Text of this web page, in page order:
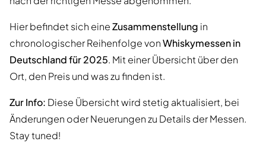
Hier befindet sich eineZusammenstellung in
chronologischer Reihenfolge vonWhiskymessen in
Deutschland für 2025. Mit einer Übersicht über den
Ort, den Preis und was zu finden ist.
Zur Info: Diese Übersicht wird stetig aktualisiert, bei
Änderungen oder Neuerungen zu Details der Messen.
Stay tuned!